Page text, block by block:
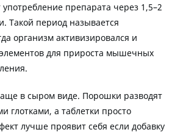
препарата через 1,5–2
Такой период называется
организм активизировался и
для прироста мышечных
в сыром виде. Порошки разводят
глотками, а таблетки просто
лучше проявит себя если добавку